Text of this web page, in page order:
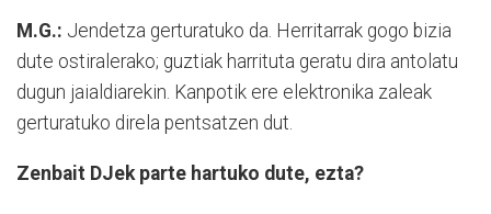
M.G.: Jendetza gerturatuko da. Herritarrak gogo bizia
dute ostiralerako; guztiak harrituta geratu dira antolatu
dugun jaialdiarekin. Kanpotik ere elektronika zaleak
gerturatuko direla pentsatzen dut.
Zenbait DJek parte hartuko dute, ezta?